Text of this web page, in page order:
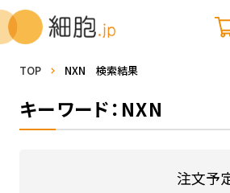
TOP NXN 検索結果
キーワード：NXN
注文予